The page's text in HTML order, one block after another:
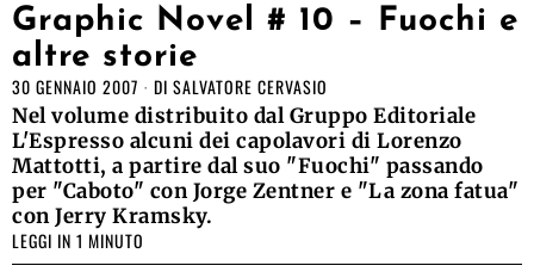
Graphic Novel # 10 – Fuochi e
altre storie
30 GENNAIO 2007 DI SALVATORE CERVASIO
Nel volume distribuito dal Gruppo Editoriale
L'Espresso alcuni dei capolavori di Lorenzo
Mattotti, a partire dal suo "Fuochi" passando
per "Caboto" con Jorge Zentner e "La zona fatua"
con Jerry Kramsky.
LEGGI IN 1 MINUTO